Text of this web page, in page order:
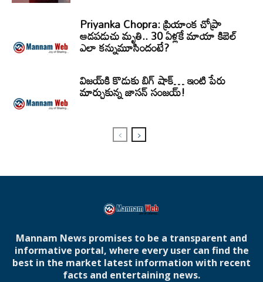
Priyanka Chopra: ప్రియాంక చోప్రా
ఆడపడుచు మృతి.. 30 ఏళ్లకే మాయా కిబెల్
ఎలా కన్నుమూసిందంటే?
విజయ్‌కి కొడుకు బిగ్ షాక్… ఇంటి పేరు
మార్చుకున్న జాసన్ సంజయ్!
Mannam News promises to be a transparent and
informative portal, where every user can find the
best in the market latest information with recent
facts and entertaining news.